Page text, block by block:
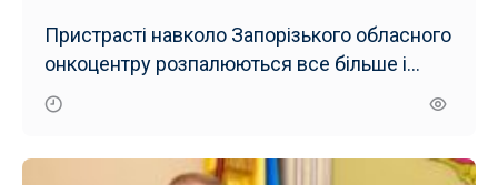
Пристрасті навколо Запорізького обласного
онкоцентру розпалюються все більше і
більше